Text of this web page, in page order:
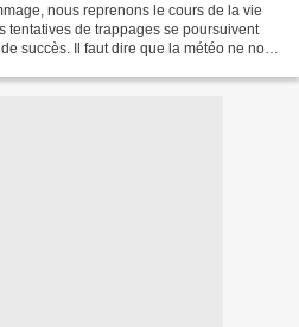
nous reprenons le cours de la vie
tentatives de trappages se poursuivent
succès. Il faut dire que la météo ne nous